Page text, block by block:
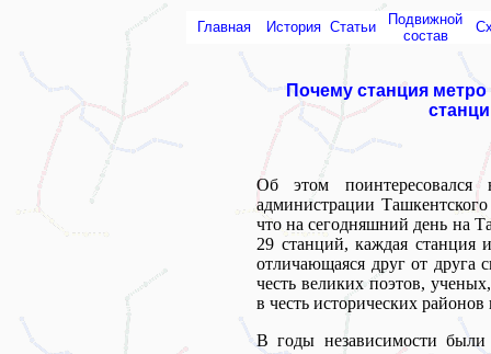
Главная История Статьи
Подвижной
состав
Почему станция
Об этом поинтересовался
администрации
что на сегодняшний день на
29 станций, каждая станция
отличающаяся друг от
честь великих поэтов,
в честь исторических районов
В годы независимости были